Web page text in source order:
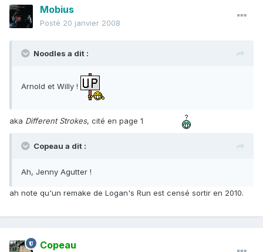
Mobius
Posté 20 janvier 2008
Noodles a dit :
Arnold et Willy !
aka Different Strokes, cité en page 1
Copeau a dit :
Ah, Jenny Agutter !
ah note qu'un remake de Logan's Run est censé sortir en 2010.
Copeau